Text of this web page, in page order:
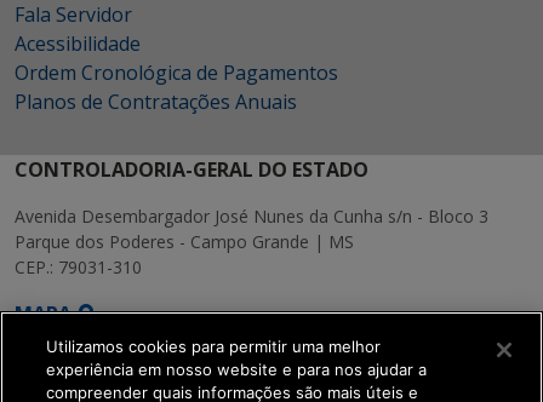
Fala Servidor
Acessibilidade
Ordem Cronológica de Pagamentos
Planos de Contratações Anuais
CONTROLADORIA-GERAL DO ESTADO
Avenida Desembargador José Nunes da Cunha s/n - Bloco 3
Parque dos Poderes - Campo Grande | MS
CEP.: 79031-310
MAPA
Utilizamos cookies para permitir uma melhor
experiência em nosso website e para nos ajudar a
compreender quais informações são mais úteis e